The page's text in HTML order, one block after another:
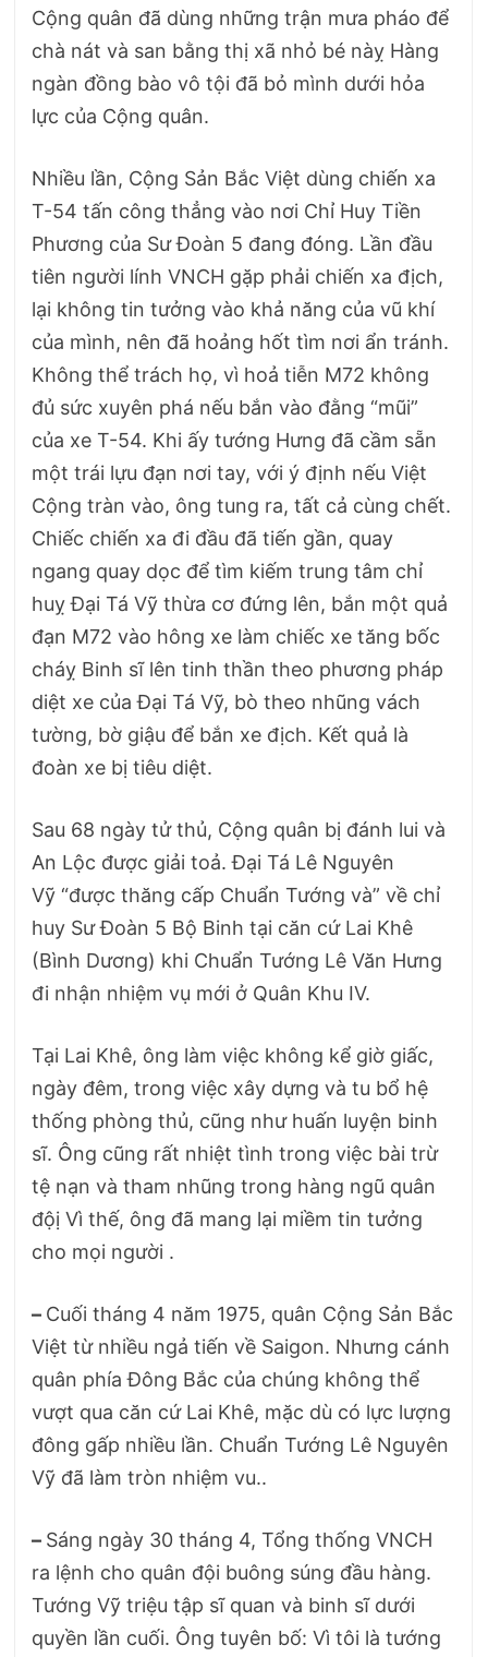
Cộng quân đã dùng những trận mưa pháo để
chà nát và san bằng thị xã nhỏ bé nàỵ Hàng
ngàn đồng bào vô tội đã bỏ mình dưới hỏa
lực của Cộng quân.
Nhiều lần, Cộng Sản Bắc Việt dùng chiến xa
T-54 tấn công thẳng vào nơi Chỉ Huy Tiền
Phương của Sư Đoàn 5 đang đóng. Lần đầu
tiên người lính VNCH gặp phải chiến xa địch,
lại không tin tưởng vào khả năng của vũ khí
của mình, nên đã hoảng hốt tìm nơi ẩn tránh.
Không thể trách họ, vì hoả tiễn M72 không
đủ sức xuyên phá nếu bắn vào đằng “mũi”
của xe T-54. Khi ấy tướng Hưng đã cầm sẵn
một trái lựu đạn nơi tay, với ý định nếu Việt
Cộng tràn vào, ông tung ra, tất cả cùng chết.
Chiếc chiến xa đi đầu đã tiến gần, quay
ngang quay dọc để tìm kiếm trung tâm chỉ
huỵ Đại Tá Vỹ thừa cơ đứng lên, bắn một quả
đạn M72 vào hông xe làm chiếc xe tăng bốc
cháỵ Binh sĩ lên tinh thần theo phương pháp
diệt xe của Đại Tá Vỹ, bò theo nhũng vách
tường, bờ giậu để bắn xe địch. Kết quả là
đoàn xe bị tiêu diệt.
Sau 68 ngày tử thủ, Cộng quân bị đánh lui và
An Lộc được giải toả. Đại Tá Lê Nguyên
Vỹ “được thăng cấp Chuẩn Tướng và” về chỉ
huy Sư Đoàn 5 Bộ Binh tại căn cứ Lai Khê
(Bình Dương) khi Chuẩn Tướng Lê Văn Hưng
đi nhận nhiệm vụ mới ở Quân Khu IV.
Tại Lai Khê, ông làm việc không kể giờ giấc,
ngày đêm, trong việc xây dựng và tu bổ hệ
thống phòng thủ, cũng như huấn luyện binh
sĩ. Ông cũng rất nhiệt tình trong việc bài trừ
tệ nạn và tham nhũng trong hàng ngũ quân
độị Vì thế, ông đã mang lại miềm tin tưởng
cho mọi người .
– Cuối tháng 4 năm 1975, quân Cộng Sản Bắc
Việt từ nhiều ngả tiến về Saigon. Nhưng cánh
quân phía Đông Bắc của chúng không thể
vượt qua căn cứ Lai Khê, mặc dù có lực lượng
đông gấp nhiều lần. Chuẩn Tướng Lê Nguyên
Vỹ đã làm tròn nhiệm vu..
– Sáng ngày 30 tháng 4, Tổng thống VNCH
ra lệnh cho quân đội buông súng đầu hàng.
Tướng Vỹ triệu tập sĩ quan và binh sĩ dưới
quyền lần cuối. Ông tuyên bố: Vì tôi là tướng